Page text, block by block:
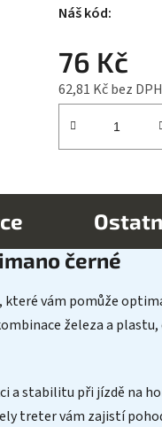
76 Kč
62,81 Kč bez DPH
Měrná cena:
černé
vám pomůže
železa a
stabilitu při jízdě na
treter vám zajistí